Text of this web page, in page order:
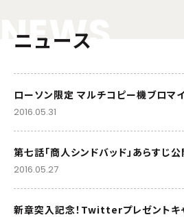
NEWS
ニュース
ローソン限定 マルチコピー機ブロマイ
2016.05.31
第七話「商人シンドバッド」あらすじ公
2016.05.27
新章突入記念！Twitterプレゼントキ